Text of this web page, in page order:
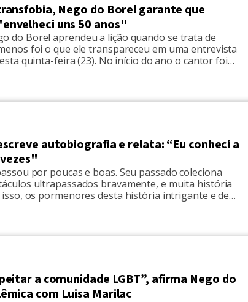
Nego do Borel garante que
uns 50 anos"
do Borel aprendeu a lição quando se trata de
foi o que ele transpareceu em uma entrevista
quinta-feira (23). No início do ano o cantor foi
autobiografia e relata: “Eu conheci a
por poucas e boas. Seu passado coleciona
ultrapassados bravamente, e muita história
os pormenores desta história intrigante e de
a comunidade LGBT”, afirma Nego do
com Luisa Marilac